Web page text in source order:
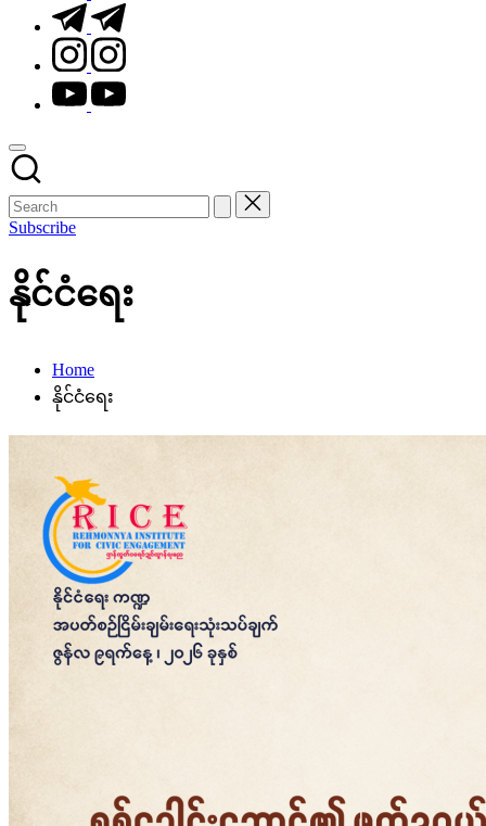
t.me
instagram.com
youtube.com
Subscribe
နိုင်ငံရေး
Home
နိုင်ငံရေး